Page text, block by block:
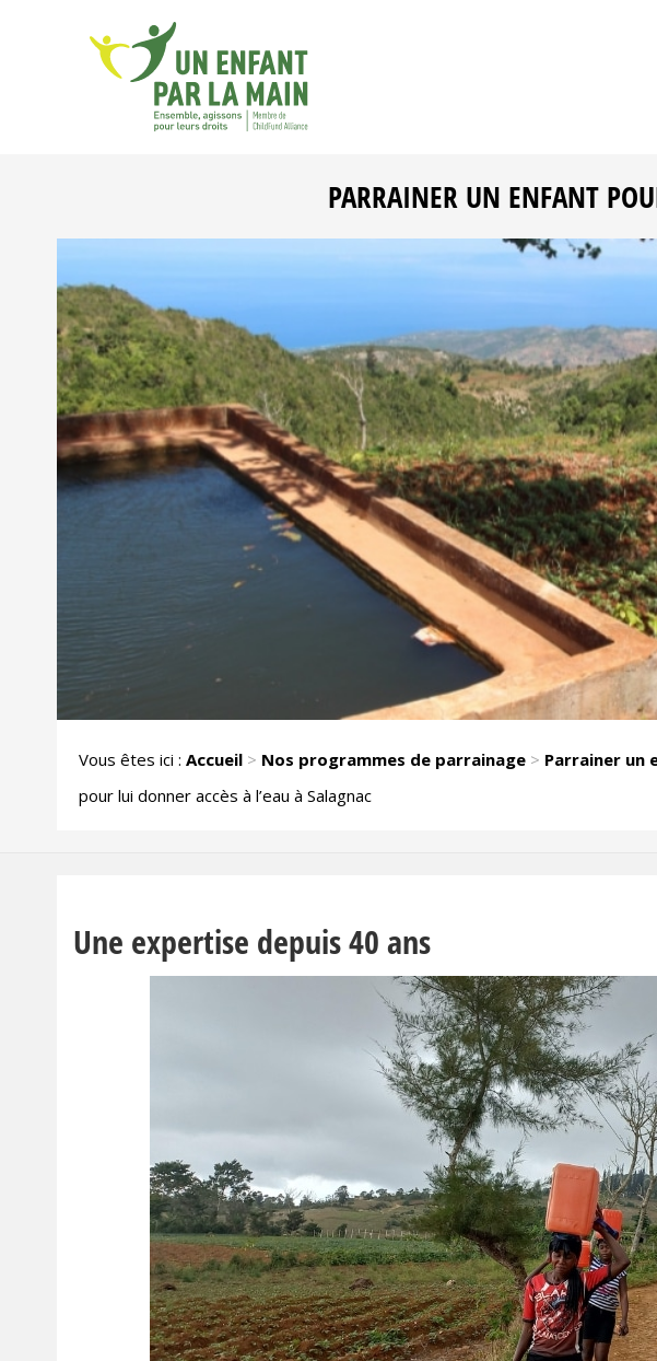
PARRAINER UN ENFANT
Vous êtes ici :Accueil > Nos programmes de parrainage > Parrainer un
pour lui donner accès à l’eau à Salagnac
Une expertise depuis 40 ans